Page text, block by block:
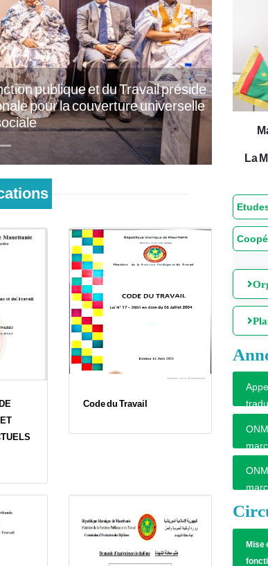
publique et du Travail préside
pour la couverture universelle
Next
Code du Travail
La
Mise